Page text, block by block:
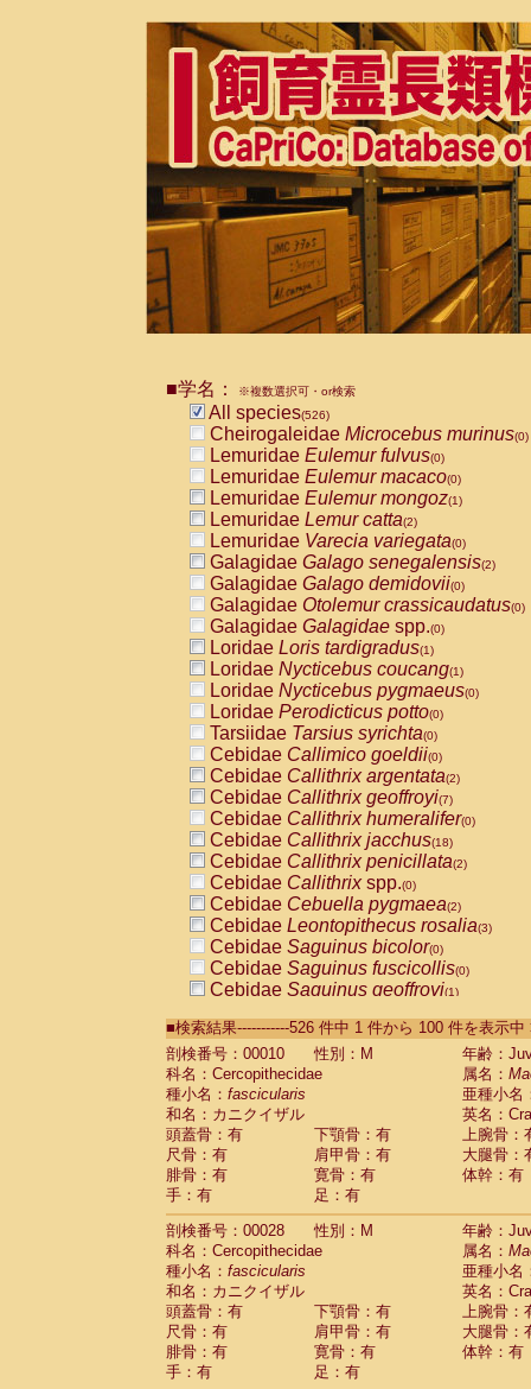
■学名： ※複数選択可・or検索
All species(526)
Cheirogaleidae Microcebus murinus(0)
Lemuridae Eulemur fulvus(0)
Lemuridae Eulemur macaco(0)
Lemuridae Eulemur mongoz(1)
Lemuridae Lemur catta(2)
Lemuridae Varecia variegata(0)
Galagidae Galago senegalensis(2)
Galagidae Galago demidovii(0)
Galagidae Otolemur crassicaudatus(0)
Galagidae Galagidae spp.(0)
Loridae Loris tardigradus(1)
Loridae Nycticebus coucang(1)
Loridae Nycticebus pygmaeus(0)
Loridae Perodicticus potto(0)
Tarsiidae Tarsius syrichta(0)
Cebidae Callimico goeldii(0)
Cebidae Callithrix argentata(2)
Cebidae Callithrix geoffroyi(7)
Cebidae Callithrix humeralifer(0)
Cebidae Callithrix jacchus(18)
Cebidae Callithrix penicillata(2)
Cebidae Callithrixspp.(0)
Cebidae Cebuella pygmaea(2)
Cebidae Leontopithecus rosalia(3)
Cebidae Saguinus bicolor(0)
Cebidae Saguinus fuscicollis(0)
Cebidae Saguinus geoffroyi(1)
CebidaeSaguinus labiatus(0)
Cebidae Saguinus leucopus (4)
CebidaeSaguinus midas
CebidaeSaguinus mystax
CebidaeSaguinus nigricollis (13)
Cebidae Saguinus oedipus
Cebidae Saguinus weddelli
Cebidae Saguinusspp.
Cebidae Aotus trivirgatus
Cebidae Cebus albifrons
CebidaeCebus apella
CebidaeCebus capucinus
CebidaeCebus nigrivittatus
Cebidae Cebusspp.(0)
Cebidae Saimiri boliviensis
Cebidae Saimiri sciureus
Atelidae Alouatta caraya
■検索結果-----------526 件中 1 件から 100 件を表示
剖検番号：00010
性別：M
年齢：
科名：Cercopithecidae
属名：
種小名： fascicularis
亜種小名
和名：カニクイザル
英名：
頭蓋骨：有
下顎骨：有
上腕骨：
尺骨：有
肩甲骨：有
大腿骨：
腓骨：有
寛骨：有
体幹：有
手：有
足：有
剖検番号：00028
性別：M
年齢：
科名：Cercopithecidae
属名：
種小名： fascicularis
亜種小名
和名：カニクイザル
英名：
頭蓋骨：有
下顎骨：有
上腕骨：
尺骨：有
肩甲骨：有
大腿骨：
腓骨：有
寛骨：有
体幹：有
手：有
足：有